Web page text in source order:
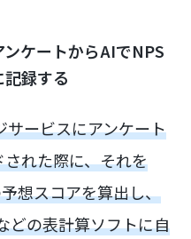
ケートからAIでNPS
録する
ービスにアンケート
れた際に、それを
想スコアを算出し、
どの表計算ソフトに自